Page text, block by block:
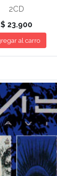
2CD
$ 23.900
al carro